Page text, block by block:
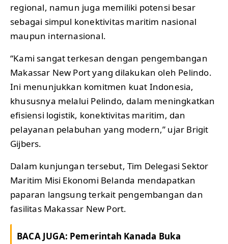
regional, namun juga memiliki potensi besar
sebagai simpul konektivitas maritim nasional
maupun internasional.
“Kami sangat terkesan dengan pengembangan
Makassar New Port yang dilakukan oleh Pelindo.
Ini menunjukkan komitmen kuat Indonesia,
khususnya melalui Pelindo, dalam meningkatkan
efisiensi logistik, konektivitas maritim, dan
pelayanan pelabuhan yang modern,” ujar Brigit
Gijbers.
Dalam kunjungan tersebut, Tim Delegasi Sektor
Maritim Misi Ekonomi Belanda mendapatkan
paparan langsung terkait pengembangan dan
fasilitas Makassar New Port.
BACA JUGA: Pemerintah Kanada Buka